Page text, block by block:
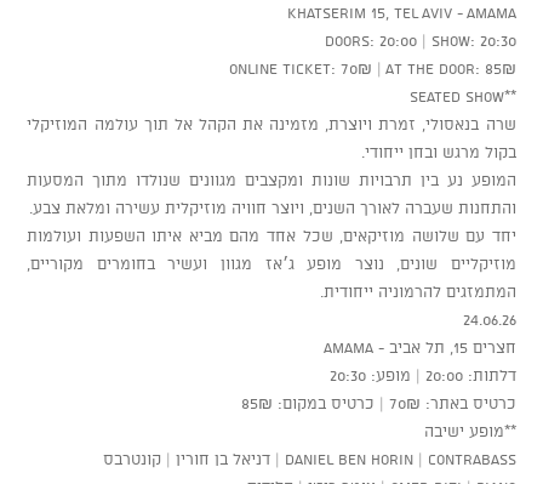
Khatserim 15, Tel Aviv - AMAMA
Doors: 20:00 | Show: 20:30
Online ticket: 70₪ | At the door: 85₪
**Seated show
שרה בנאסולי, זמרת ויוצרת, מזמינה את הקהל אל תוך עולמה המוזיקלי
בקול מרגש ובחן ייחודי.
המופע נע בין תרבויות שונות ומקצבים מגוונים שנולדו מתוך המסעות
והתחנות שעברה לאורך השנים, ויוצר חוויה מוזיקלית עשירה ומלאת צבע.
יחד עם שלושה מוזיקאים, שכל אחד מהם מביא איתו השפעות ועולמות
מוזיקליים שונים, נוצר מופע ג׳אז מגוון ועשיר בחומרים מקוריים,
המתמזגים להרמוניה ייחודית.
24.06.26
חצרים 15, תל אביב - AMAMA
דלתות: 20:00 | מופע: 20:30
כרטיס באתר: 70₪ | כרטיס במקום: 85₪
**מופע ישיבה
Daniel Ben Horin | Contrabass | דניאל בן חורין | קונטרבס